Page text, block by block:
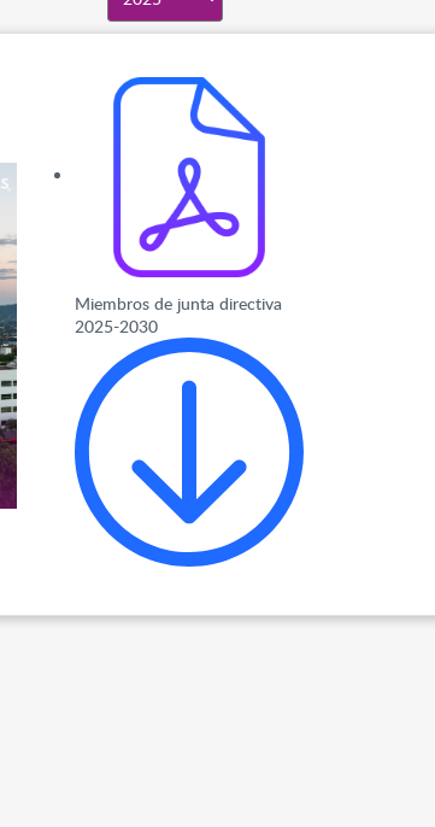
Miembros de junta directiva
2025-2030